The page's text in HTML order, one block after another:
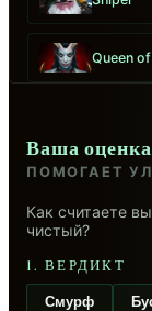
Queen
Ваша оценка
ПОМОГАЕТ
Как считаете
чистый?
1. ВЕРДИКТ
Смурф